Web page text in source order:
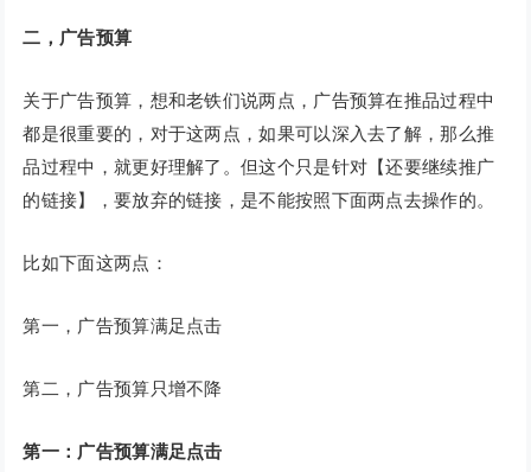
二，广告预算
关于广告预算，想和老铁们说两点，广告预算在推品过程中
都是很重要的，对于这两点，如果可以深入去了解，那么推
品过程中，就更好理解了。但这个只是针对【还要继续推广
的链接】，要放弃的链接，是不能按照下面两点去操作的。
比如下面这两点：
第一，广告预算满足点击
第二，广告预算只增不降
第一：广告预算满足点击